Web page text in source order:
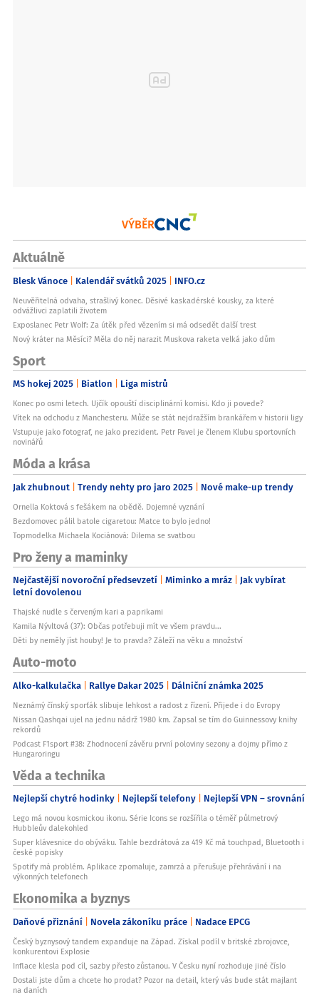
VÝBĚR
Aktuálně
Blesk Vánoce Kalendář svátků 2025 INFO.cz
Neuvěřitelná odvaha, strašlivý konec. Děsivé kaskadérské kousky, za které
odvážlivci zaplatili životem
Exposlanec Petr Wolf: Za útěk před vězením si má odsedět další trest
Nový kráter na Měsíci? Měla do něj narazit Muskova raketa velká jako dům
Sport
MS hokej 2025 Biatlon Liga mistrů
Konec po osmi letech. Ujčík opouští disciplinární komisi. Kdo ji povede?
Vítek na odchodu z Manchesteru. Může se stát nejdražším brankářem v historii ligy
Vstupuje jako fotograf, ne jako prezident. Petr Pavel je členem Klubu sportovních
novinářů
Móda a krása
Jak zhubnout Trendy nehty pro jaro 2025 Nové make-up trendy
Ornella Koktová s fešákem na obědě. Dojemné vyznání
Bezdomovec pálil batole cigaretou: Matce to bylo jedno!
Topmodelka Michaela Kociánová: Dilema se svatbou
Pro ženy a maminky
Nejčastější novoroční předsevzetí Miminko a mráz Jak vybírat
letní dovolenou
Thajské nudle s červeným kari a paprikami
Kamila Nývltová (37): Občas potřebuji mít ve všem pravdu...
Děti by neměly jíst houby! Je to pravda? Záleží na věku a množství
Auto-moto
Alko-kalkulačka Rallye Dakar 2025 Dálniční známka 2025
Neznámý čínský sporťák slibuje lehkost a radost z řízení. Přijede i do Evropy
Nissan Qashqai ujel na jednu nádrž 1980 km. Zapsal se tím do Guinnessovy knihy
rekordů
Podcast F1sport #38: Zhodnocení závěru první poloviny sezony a dojmy přímo z
Hungaroringu
Věda a technika
Nejlepší chytré hodinky Nejlepší telefony Nejlepší VPN – srovnání
Lego má novou kosmickou ikonu. Série Icons se rozšířila o téměř půlmetrový
Hubbleův dalekohled
Super klávesnice do obýváku. Tahle bezdrátová za 419 Kč má touchpad, Bluetooth i
české popisky
Spotify má problém. Aplikace zpomaluje, zamrzá a přerušuje přehrávání i na
výkonných telefonech
Ekonomika a byznys
Daňové přiznání Novela zákoníku práce Nadace EPCG
Český byznysový tandem expanduje na Západ. Získal podíl v britské zbrojovce,
konkurentovi Explosie
Inflace klesla pod cíl, sazby přesto zůstanou. V Česku nyní rozhoduje jiné číslo
Dostali jste dům a chcete ho prodat? Pozor na detail, který vás bude stát majlant
na daních